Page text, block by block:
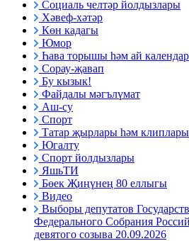
Социаль челтәр йолдызлары
Хәвеф-хәтәр
Көн кадагы
Юмор
Һава торышы һәм ай
Сорау-җавап
Бу кызык!
Файдалы мәгълүмат
Аш-су
Спорт
Татар җырлары һәм клиплары
Югалту
Спорт йолдызлары
ЯшьТИ
Бөек Җиңүнең 80 еллыгы
Видео
Выборы депутатов
Федерального Собрания
девятого созыва 20.09.2026